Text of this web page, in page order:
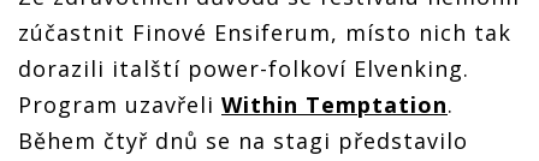
zúčastnit Finové Ensiferum, místo nich tak
dorazili italští power-folkoví Elvenking.
Program uzavřeli Within Temptation.
Během čtyř dnů se na stagi představilo